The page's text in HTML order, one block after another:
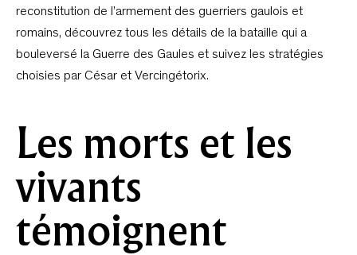
reconstitution de l’armement des guerriers gaulois et
romains, découvrez tous les détails de la bataille qui a
bouleversé la Guerre des Gaules et suivez les stratégies
choisies par César et Vercingétorix.
Les morts et les
vivants
témoignent